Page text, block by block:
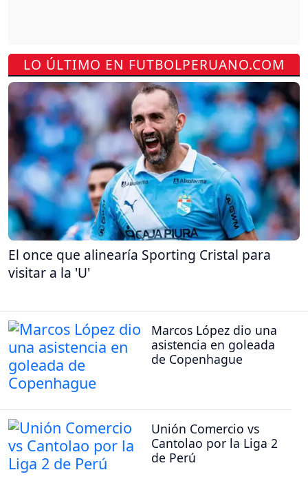
LO ÚLTIMO EN FUTBOLPERUANO.COM
El once que alinearía Sporting Cristal para
visitar a la 'U'
Marcos López dio una
asistencia en goleada
de Copenhague
Unión Comercio vs
Cantolao por la Liga 2
de Perú